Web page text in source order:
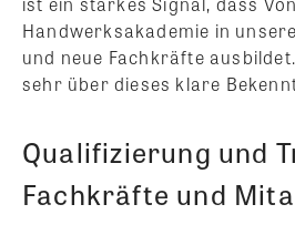
Handwerksakademie in
und neue Fachkräfte
sehr über dieses klare
Qualifizierung und
Fachkräfte und